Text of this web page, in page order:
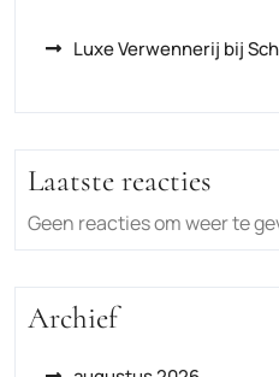
Luxe Verwennerij bij
Laatste reacties
Geen reacties om weer te
Archief